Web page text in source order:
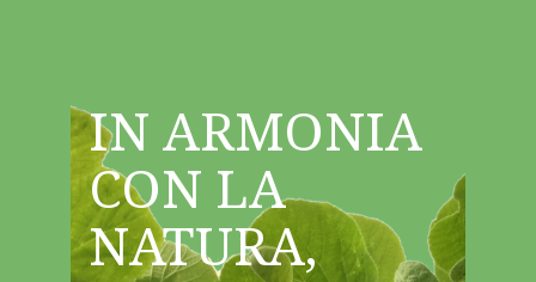
IN ARMONIA
CON LA
NATURA,